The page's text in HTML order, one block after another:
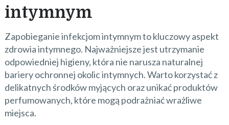
intymnym
Zapobieganie infekcjom intymnym to kluczowy aspekt
zdrowia intymnego. Najważniejsze jest utrzymanie
odpowiedniej higieny, która nie narusza naturalnej
bariery ochronnej okolic intymnych. Warto korzystać z
delikatnych środków myjących oraz unikać produktów
perfumowanych, które mogą podrażniać wrażliwe
miejsca.